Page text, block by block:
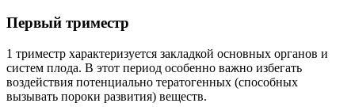
Первый триместр
1 триместр характеризуется закладкой основных органов и
систем плода. В этот период особенно важно избегать
воздействия потенциально тератогенных (способных
вызывать пороки развития) веществ.